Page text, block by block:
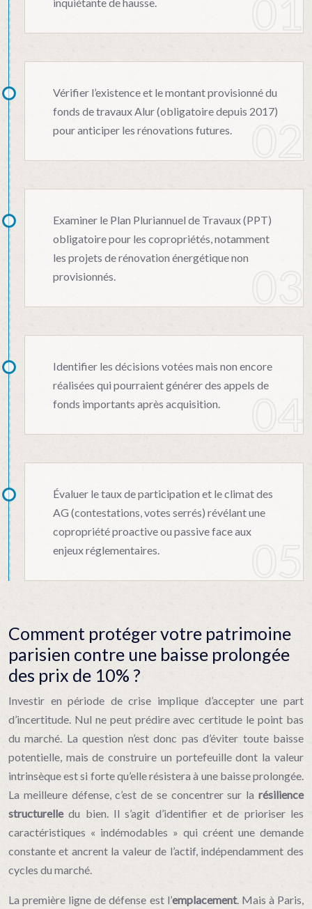
Vérifier l’existence et le montant provisionné du
fonds de travaux Alur (obligatoire depuis 2017)
pour anticiper les rénovations futures.
Examiner le Plan Pluriannuel de Travaux (PPT)
obligatoire pour les copropriétés, notamment
les projets de rénovation énergétique non
provisionnés.
Identifier les décisions votées mais non encore
réalisées qui pourraient générer des appels de
fonds importants après acquisition.
Évaluer le taux de participation et le climat des
AG (contestations, votes serrés) révélant une
copropriété proactive ou passive face aux
enjeux réglementaires.
Comment protéger votre patrimoine
parisien contre une baisse prolongée
des prix de 10% ?
Investir en période de crise implique d’accepter une part
d’incertitude. Nul ne peut prédire avec certitude le point bas
du marché. La question n’est donc pas d’éviter toute baisse
potentielle, mais de construire un portefeuille dont la valeur
intrinsèque est si forte qu’elle résistera à une baisse prolongée.
La meilleure défense, c’est de se concentrer sur la résilience
structurelledu bien. Il s’agit d’identifier et de prioriser les
caractéristiques « indémodables » qui créent une demande
constante et ancrent la valeur de l’actif, indépendamment des
cycles du marché.
La première ligne de défense est l’emplacement. Mais à Paris,